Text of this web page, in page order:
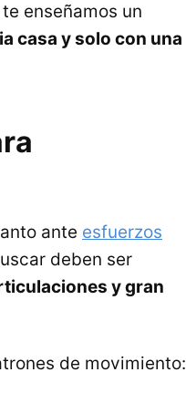
enseñamos un
casa y solo con una
ante esfuerzos
deben ser
y gran
de movimiento: